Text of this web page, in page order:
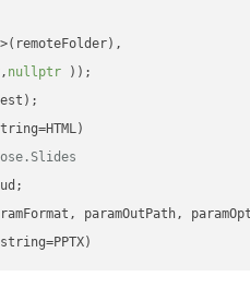
, nullptr ))
paramOutPath,